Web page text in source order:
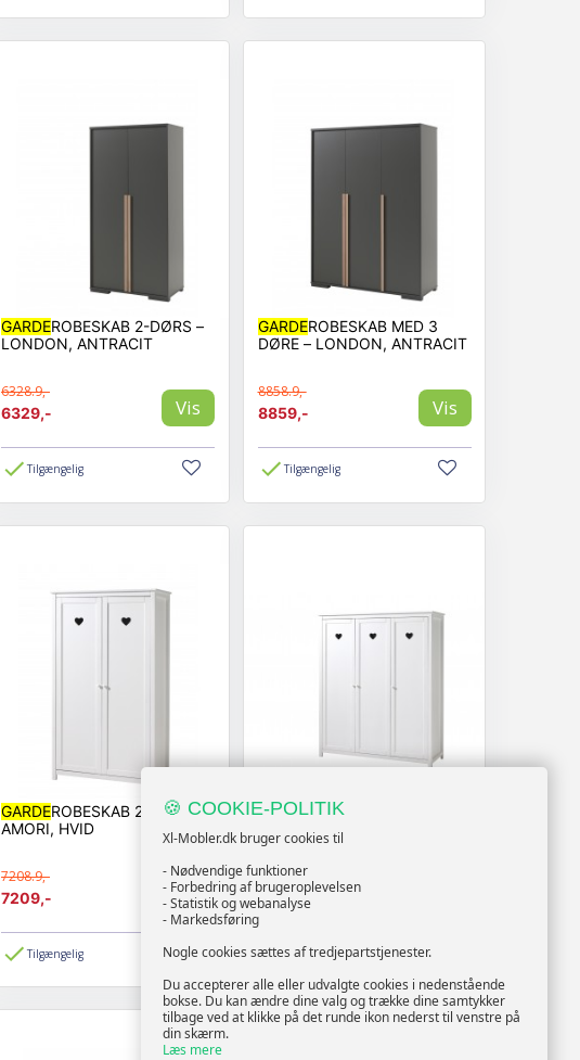
GARDEROBESKAB 2-DØRS –
LONDON, ANTRACIT
6328.9,-
6329,-
Vis
Tilgængelig
GARDEROBESKAB MED 3
DØRE – LONDON, ANTRACIT
8858.9,-
8859,-
Vis
Tilgængelig
GARDEROBESKAB 2-DØRS –
AMORI, HVID
7208.9,-
7209,-
Vis
Tilgængelig
GARDEROBESKAB 3-DØRS –
AMORI, HVID
10728.9,-
10729,-
Tilgængelig
🍪 COOKIE-POLITIK
Xl-Mobler.dk bruger cookies til
- Nødvendige funktioner
- Forbedring af brugeroplevelsen
- Statistik og webanalyse
- Markedsføring
Nogle cookies sættes af tredjepartstjenester.
Du accepterer alle eller udvalgte cookies i nedenstående
bokse. Du kan ændre dine valg og trække dine samtykker
tilbage ved at klikke på det runde ikon nederst til venstre på
din skærm.
Læs mere